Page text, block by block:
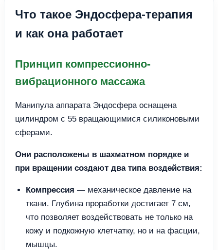
Что такое Эндосфера-терапия
и как она работает
Принцип компрессионно-
вибрационного массажа
Манипула аппарата Эндосфера оснащена
цилиндром с 55 вращающимися силиконовыми
сферами.
Они расположены в шахматном порядке и
при вращении создают два типа воздействия:
Компрессия — механическое давление на
ткани. Глубина проработки достигает 7 см,
что позволяет воздействовать не только на
кожу и подкожную клетчатку, но и на фасции,
мышцы.